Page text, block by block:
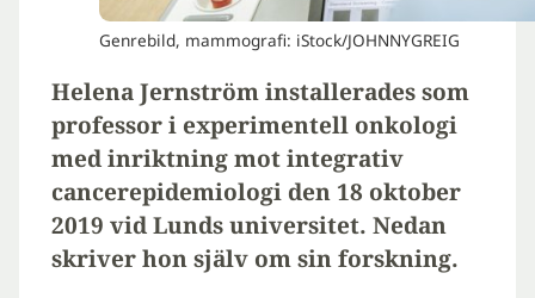
Genrebild, mammografi: iStock/JOHNNYGREIG
Helena Jernström installerades som
professor i experimentell onkologi
med inriktning mot integrativ
cancerepidemiologi den 18 oktober
2019 vid Lunds universitet. Nedan
skriver hon själv om sin forskning.